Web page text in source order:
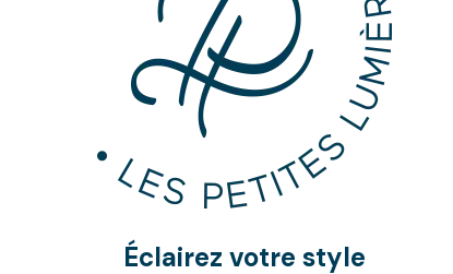
Éclairez votre style